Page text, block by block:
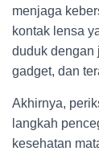
menjaga
kontak lensa
duduk dengan
gadget, dan
Akhirnya,
langkah
kesehatan